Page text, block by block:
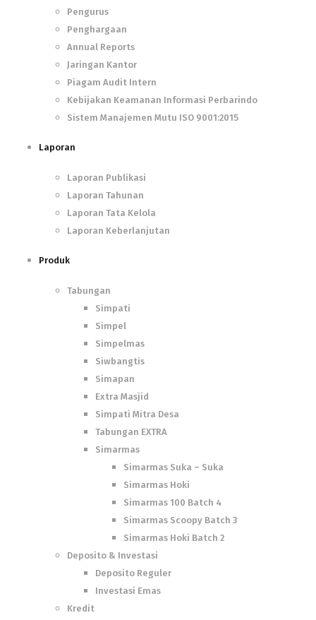
Pengurus
Penghargaan
Annual Reports
Jaringan Kantor
Piagam Audit Intern
Kebijakan Keamanan Informasi Perbarindo
Sistem Manajemen Mutu ISO 9001:2015
Laporan
Laporan Publikasi
Laporan Tahunan
Laporan Tata Kelola
Laporan Keberlanjutan
Produk
Tabungan
Simpati
Simpel
Simpelmas
Siwbangtis
Simapan
Extra Masjid
Simpati Mitra Desa
Tabungan EXTRA
Simarmas
Simarmas Suka – Suka
Simarmas Hoki
Simarmas 100 Batch 4
Simarmas Scoopy Batch 3
Simarmas Hoki Batch 2
Deposito & Investasi
Deposito Reguler
Investasi Emas
Kredit